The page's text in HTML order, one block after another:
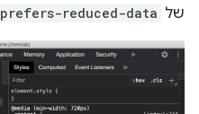
של prefers-reduced-data